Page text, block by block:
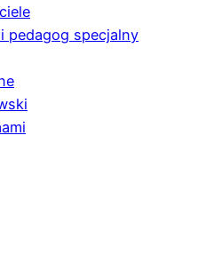
pedagog specjalny